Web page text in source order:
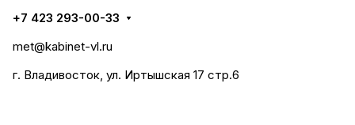
+7 423 293-00-33
met@kabinet-vl.ru
г. Владивосток, ул. Иртышская 17 стр.6